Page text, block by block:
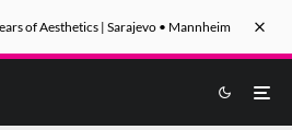
of Aesthetics | Sarajevo • Mannheim